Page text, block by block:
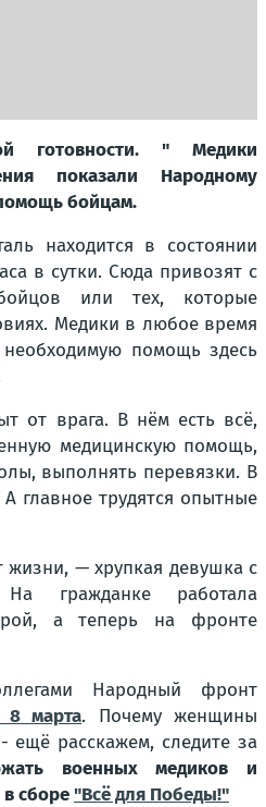
готовности. " Медики
показали Народному
бойцам.
находится в состоянии
в сутки. Сюда привозят с
или тех, которые
Медики в любое время
помощь здесь
от врага. В нём есть всё,
медицинскую помощь,
выполнять перевязки. В
главное трудятся опытные
жизни, — хрупкая девушка с
гражданке работала
а теперь на фронте
Народный фронт
8 марта. Почему женщины
ещё расскажем, следите за
военных медиков и
сборе"Всё для Победы!"